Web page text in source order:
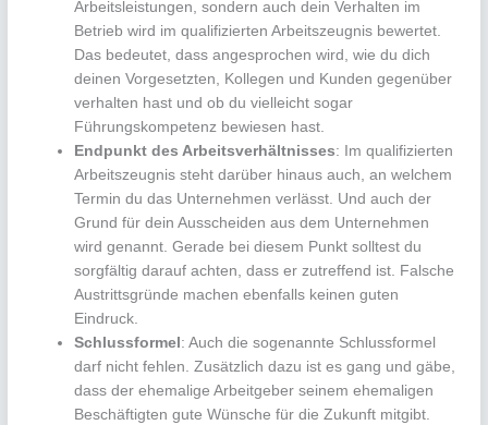
Arbeitsleistungen, sondern auch dein Verhalten im
Betrieb wird im qualifizierten Arbeitszeugnis bewertet.
Das bedeutet, dass angesprochen wird, wie du dich
deinen Vorgesetzten, Kollegen und Kunden gegenüber
verhalten hast und ob du vielleicht sogar
Führungskompetenz bewiesen hast.
Endpunkt des Arbeitsverhältnisses: Im qualifizierten
Arbeitszeugnis steht darüber hinaus auch, an welchem
Termin du das Unternehmen verlässt. Und auch der
Grund für dein Ausscheiden aus dem Unternehmen
wird genannt. Gerade bei diesem Punkt solltest du
sorgfältig darauf achten, dass er zutreffend ist. Falsche
Austrittsgründe machen ebenfalls keinen guten
Eindruck.
Schlussformel : Auch die sogenannte Schlussformel
darf nicht fehlen. Zusätzlich dazu ist es gang und gäbe,
dass der ehemalige Arbeitgeber seinem ehemaligen
Beschäftigten gute Wünsche für die Zukunft mitgibt.